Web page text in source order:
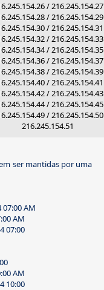
/ 216.245.154.27
/ 216.245.154.29
/ 216.245.154.31
/ 216.245.154.33
/ 216.245.154.35
/ 216.245.154.37
/ 216.245.154.39
/ 216.245.154.41
/ 216.245.154.43
/ 216.245.154.45
/ 216.245.154.50
216.245.154.51
ser mantidas por uma
AM
AM
07:00
AM
10:00